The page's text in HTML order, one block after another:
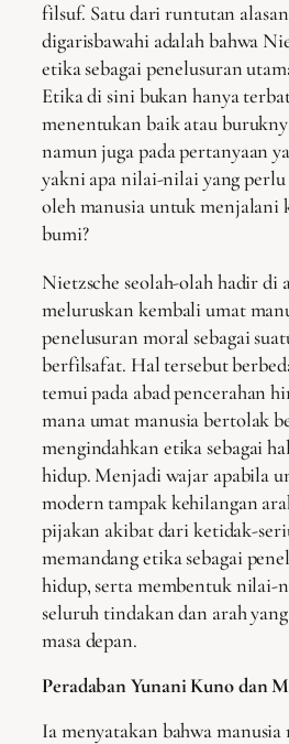
filsuf. Satu dari runtutan
digarisbawahi adalah bahwa
etika sebagai penelusuran
Etika di sini bukan hanya
menentukan baik atau
namun juga pada pertanyaan
yakni apa nilai-nilai yang
oleh manusia untuk menjalani
bumi?
Nietzsche seolah-olah hadir di
meluruskan kembali umat
penelusuran moral sebagai
berfilsafat. Hal tersebut
temui pada abad pencerahan
mana umat manusia bertolak
mengindahkan etika sebagai
hidup. Menjadi wajar apabila
modern tampak kehilangan
pijakan akibat dari ketidak-
memandang etika sebagai
hidup, serta membentuk nilai-
seluruh tindakan dan arah
masa depan.
Peradaban Yunani Kuno dan
Ia menyatakan bahwa